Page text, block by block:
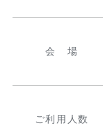
会 場
ご利用人数